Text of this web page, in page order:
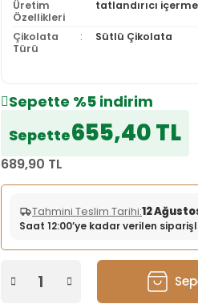
Üretim
Özellikleri
tatlandırıcı
Çikolata
Türü
Sütlü Çikolata
Sepette %5 indirim
Sepette655,40 TL
689,90 TL
Tahmini Teslim Tarihi:12
Saat 12:00’ye kadar verilen